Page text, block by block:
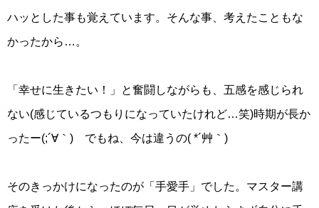
ハッとした事も覚えています。そんな事、考えたこともな
かったから…。
「幸せに生きたい！」と奮闘しながらも、五感を感じられ
ない(感じているつもりになっていたけれど…笑)時期が長か
ったー(;´∀｀) でもね、今は違うの( *´艸｀)
そのきっかけになったのが「手愛手」でした。マスター講